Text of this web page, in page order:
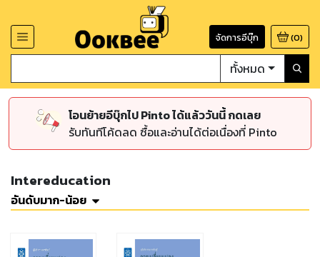
จัดการอีบุ๊ก (0)
ทั้งหมด
โอนย้ายอีบุ๊กไป Pinto ได้แล้ววันนี้ กดเลย
รับทันทีโค้ดลด ซื้อและอ่านได้ต่อเนื่องที่ Pinto
Intereducation
อันดับมาก-น้อย